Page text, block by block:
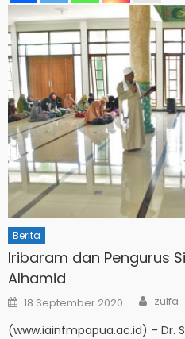
Berita
Iribaram dan Pengurus
Alhamid
Posted
on
18 September 2020 Author
zulfa
(www.iainfmpapua.ac.id) – Dr.